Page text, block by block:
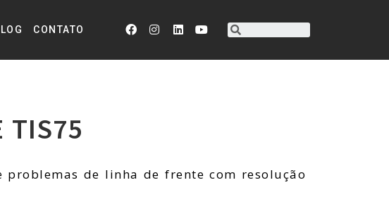
CONTATO
TIS75
problemas de linha de frente com resolução